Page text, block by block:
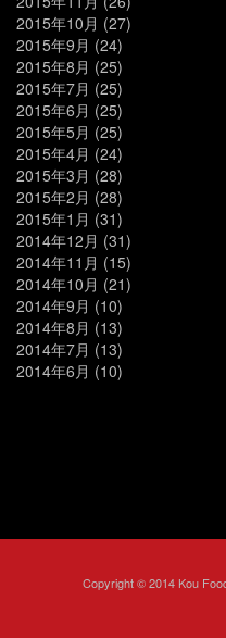
2015年10月 (27)
2015年9月 (24)
2015年8月 (25)
2015年7月 (25)
2015年6月 (25)
2015年5月 (25)
2015年4月 (24)
2015年3月 (28)
2015年2月 (28)
2015年1月 (31)
2014年12月 (31)
2014年11月 (15)
2014年10月 (21)
2014年9月 (10)
2014年8月 (13)
2014年7月 (13)
2014年6月 (10)
Copyright © 2014 Kou